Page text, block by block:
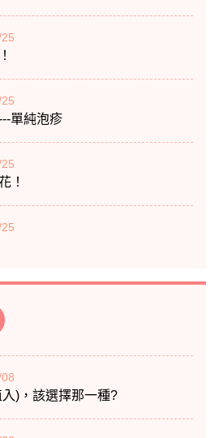
單純泡疹
！
)，該選擇那一種?